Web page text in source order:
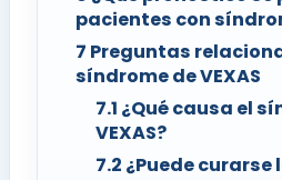
pacientes con
7 Preguntas
síndrome de VEXAS
7.1 ¿Qué causa el
VEXAS?
7.2 ¿Puede curarse